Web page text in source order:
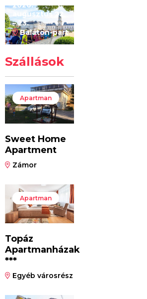
2026.
augusztus 22
– 23.
Balaton-part
Szállások
Apartman
Sweet Home
Apartment
Zámor
Apartman
Topáz
Apartmanházak
***
Egyéb városrész